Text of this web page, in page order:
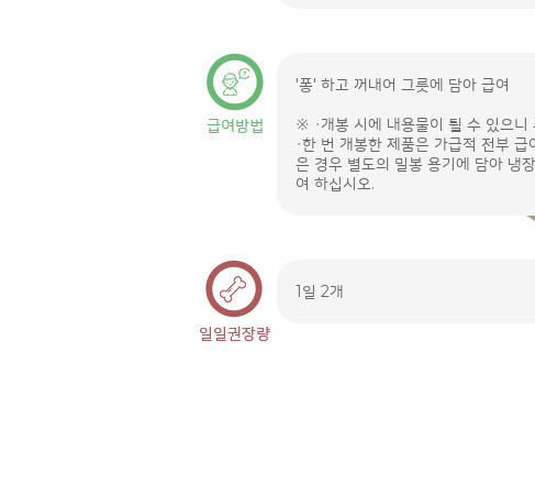
'퐁' 하고 꺼내어 그릇에 담아 급여
※ ・개봉 시에 내용물이 튈 수 있으니
・한 번 개봉한 제품은 가급적 전부
은 경우 별도의 밀봉 용기에 담아 냉
여 하십시오.
1일 2개